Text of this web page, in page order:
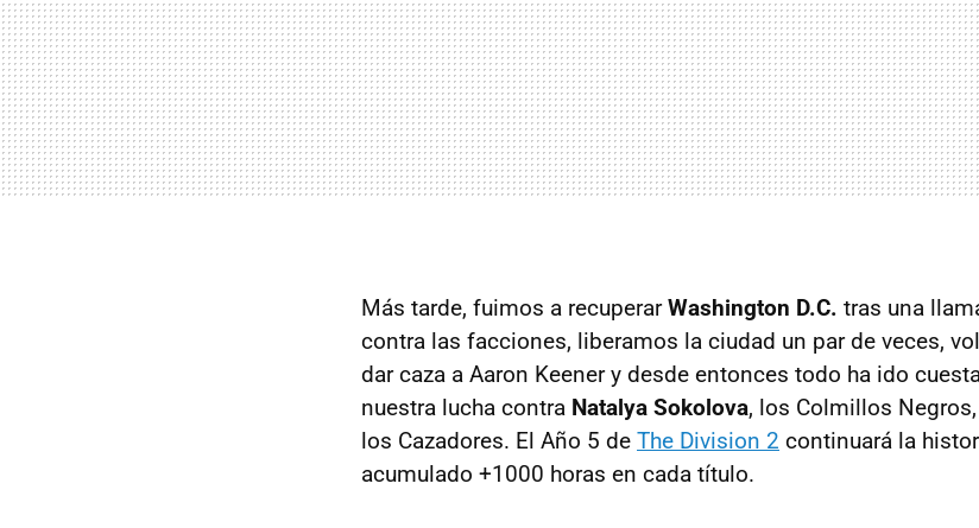
Más tarde, fuimos a recuperarWashington D.C. tras una
contra las facciones, liberamos la ciudad un par de veces,
dar caza a Aaron Keener y desde entonces todo ha ido
nuestra lucha contra Natalya Sokolova, los Colmillos
los Cazadores. El Año 5 de The Division 2 continuará la
acumulado +1000 horas en cada título.